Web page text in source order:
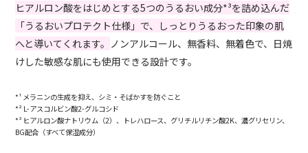
ヒアルロン酸をはじめとする5つのうるおい成分*³を詰め込んだ
「うるおいプロテクト仕様」で、しっとりうるおった印象の肌
へと導いてくれます。 ノンアルコール、無香料、無着色で、日焼
けした敏感な肌にも使用できる設計です。
*¹ メラニンの生成を抑え、シミ・そばかすを防ぐこと
*² L-アスコルビン酸2-グルコシド
*³ ヒアルロン酸ナトリウム（2）、トレハロース、グリチルリチン酸2K、濃グリセリン、
BG配合（すべて保湿成分）